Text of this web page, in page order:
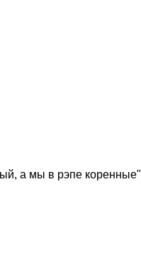
а мы в рэпе коренные"